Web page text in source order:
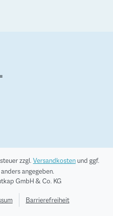
zzgl. Versandkosten und ggf.
angegeben.
GmbH & Co. KG
Barrierefreiheit